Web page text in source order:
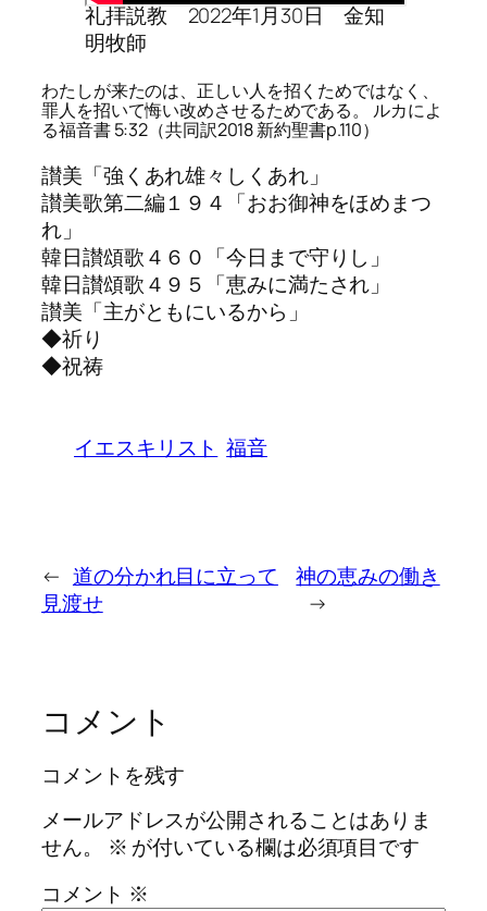
礼拝説教 2022年1月30日 金知
明牧師
わたしが来たのは、正しい人を招くためではなく、
罪人を招いて悔い改めさせるためである。 ルカによ
る福音書 5:32（共同訳2018 新約聖書p.110）
讃美「強くあれ雄々しくあれ」
讃美歌第二編１９４「おお御神をほめまつ
れ」
韓日讃頌歌４６０「今日まで守りし」
韓日讃頌歌４９５「恵みに満たされ」
讃美「主がともにいるから」
◆祈り
◆祝祷
イエスキリスト 福音
← 道の分かれ目に立って
見渡せ
神の恵みの働き
→
コメント
コメントを残す
メールアドレスが公開されることはありま
せん。
※ が付いている欄は必須項目です
コメント ※